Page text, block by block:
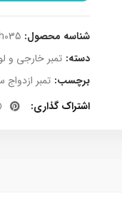
شناسه محصول:
دسته: تمبر خارجی و
برچسب: تمبر ازدواج
اشتراک گذاری